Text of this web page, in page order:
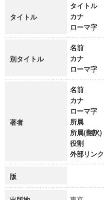
タイトル
タイトル
カナ
ローマ字
別タイトル
名前
カナ
ローマ字
著者
名前
カナ
ローマ字
所属
所属(翻訳)
役割
外部リンク
版